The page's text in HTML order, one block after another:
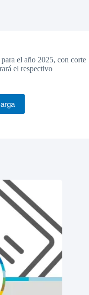
el año 2025, con corte
el respectivo